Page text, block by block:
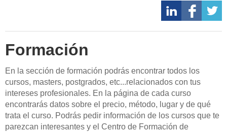
Formación
En la sección de formación podrás encontrar todos los
cursos, masters, postgrados, etc...relacionados con tus
intereses profesionales. En la página de cada curso
encontrarás datos sobre el precio, método, lugar y de qué
trata el curso. Podrás pedir información de los cursos que te
parezcan interesantes y el Centro de Formación de